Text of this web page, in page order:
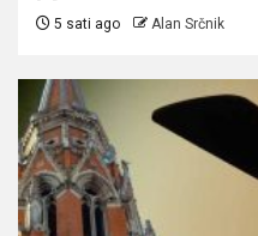
5 sati ago Alan Srčnik